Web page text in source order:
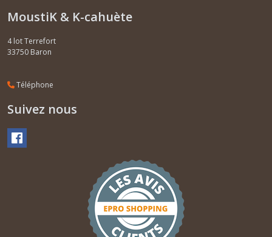
MoustiK & K-cahuète
4 lot Terrefort
33750 Baron
Téléphone
Suivez nous